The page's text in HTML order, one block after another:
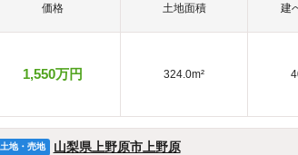
価格 土地面積 建
1,550万円 324.0m²
土地・売地 山梨県上野原市上野原